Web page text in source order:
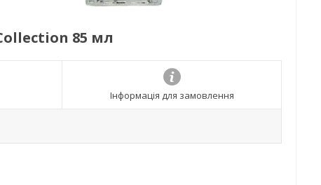
85 мл
Інформація для замовлення